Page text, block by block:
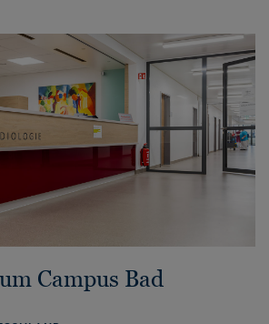
Campus Bad